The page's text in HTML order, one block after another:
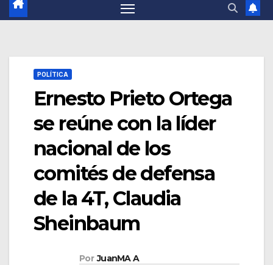
POLÍTICA
Ernesto Prieto Ortega
se reúne con la líder
nacional de los
comités de defensa
de la 4T, Claudia
Sheinbaum
Por JuanMA A